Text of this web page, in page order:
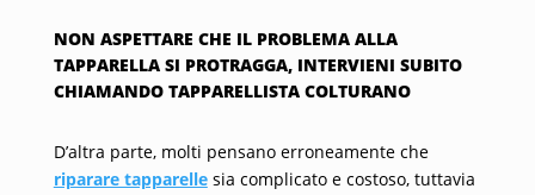
NON ASPETTARE CHE IL PROBLEMA ALLA
TAPPARELLA SI PROTRAGGA, INTERVIENI SUBITO
CHIAMANDO TAPPARELLISTA COLTURANO
D’altra parte, molti pensano erroneamente che
riparare tapparellesia complicato e costoso, tuttavia